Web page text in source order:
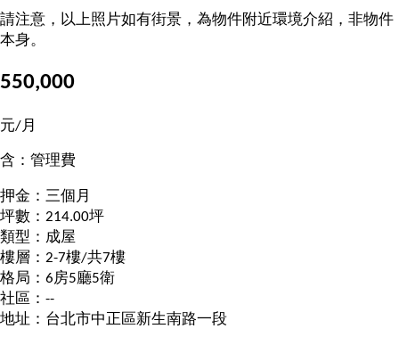
請注意，以上照片如有街景，為物件附近環境介紹，非物件
本身。
550,000
元/月
含：管理費
押金：三個月
坪數：214.00坪
類型：成屋
樓層：2-7樓/共7樓
格局：6房5廳5衛
社區：--
地址：台北市中正區新生南路一段